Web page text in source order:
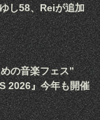
し58、Reiが追加
の音楽フェス”
2026』今年も開催